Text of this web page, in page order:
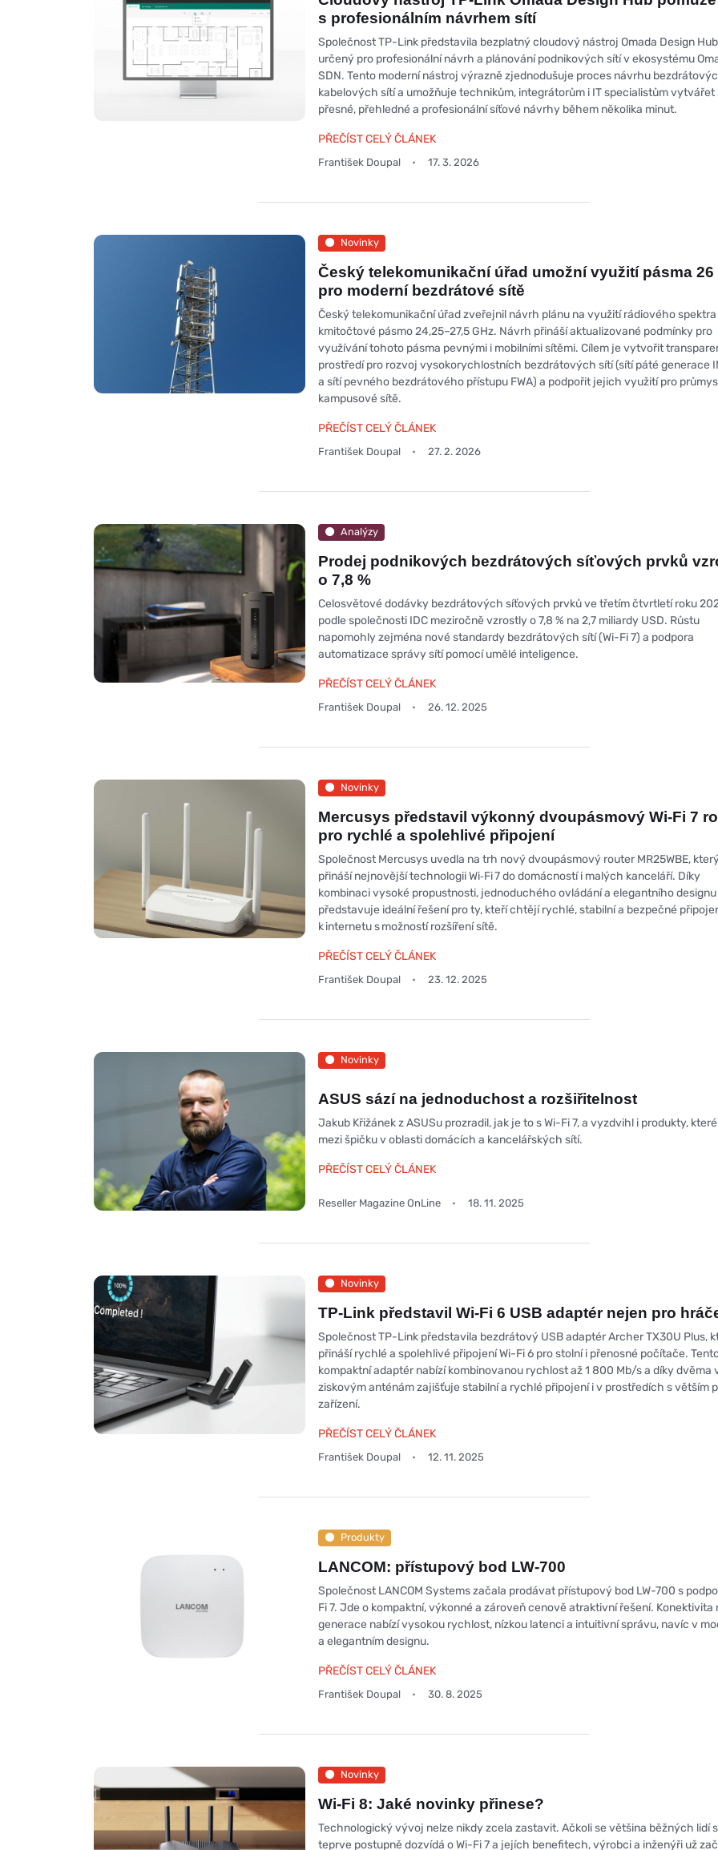
s profesionálním návrhem sítí
Společnost TP-Link představila bezplatný cloudový nástroj Omada Design Hub
určený pro profesionální návrh a plánování podnikových sítí v ekosystému
SDN. Tento moderní nástroj výrazně zjednodušuje proces návrhu
kabelových sítí a umožňuje technikům, integrátorům i IT specialistům vytvářet
přesné, přehledné a profesionální síťové návrhy během několika minut.
PŘEČÍST CELÝ ČLÁNEK
František Doupal 17. 3. 2026
Novinky
Český telekomunikační úřad umožní využití pásma 26
pro moderní bezdrátové sítě
Český telekomunikační úřad zveřejnil návrh plánu na využití rádiového
kmitočtové pásmo 24,25–27,5 GHz. Návrh přináší aktualizované podmínky pro
využívání tohoto pásma pevnými i mobilními sítěmi. Cílem je vytvořit
prostředí pro rozvoj vysokorychlostních bezdrátových sítí (sítí páté generace
a sítí pevného bezdrátového přístupu FWA) a podpořit jejich využití pro
kampusové sítě.
PŘEČÍST CELÝ ČLÁNEK
František Doupal 27. 2. 2026
Analýzy
Prodej podnikových bezdrátových síťových prvků
o 7,8 %
Celosvětové dodávky bezdrátových síťových prvků ve třetím čtvrtletí roku
podle společnosti IDC meziročně vzrostly o 7,8 % na 2,7 miliardy USD. Růstu
napomohly zejména nové standardy bezdrátových sítí (Wi-Fi 7) a podpora
automatizace správy sítí pomocí umělé inteligence.
PŘEČÍST CELÝ ČLÁNEK
František Doupal 26. 12. 2025
Novinky
Mercusys představil výkonný dvoupásmový Wi‑Fi 7
pro rychlé a spolehlivé připojení
Společnost Mercusys uvedla na trh nový dvoupásmový router MR25WBE,
přináší nejnovější technologii Wi‑Fi 7 do domácností i malých kanceláří. Díky
kombinaci vysoké propustnosti, jednoduchého ovládání a elegantního designu
představuje ideální řešení pro ty, kteří chtějí rychlé, stabilní a bezpečné
k internetu s možností rozšíření sítě.
PŘEČÍST CELÝ ČLÁNEK
František Doupal 23. 12. 2025
Novinky
ASUS sází na jednoduchost a rozšiřitelnost
Jakub Křižánek z ASUSu prozradil, jak je to s Wi-Fi 7, a vyzdvihl i produkty,
mezi špičku v oblasti domácích a kancelářských sítí.
PŘEČÍST CELÝ ČLÁNEK
Reseller Magazine OnLine 18. 11. 2025
Novinky
TP-Link představil Wi-Fi 6 USB adaptér nejen pro
Společnost TP-Link představila bezdrátový USB adaptér Archer TX30U Plus,
přináší rychlé a spolehlivé připojení Wi-Fi 6 pro stolní i přenosné počítače.
kompaktní adaptér nabízí kombinovanou rychlost až 1 800 Mb/s a díky dvěma
ziskovým anténám zajišťuje stabilní a rychlé připojení i v prostředích s větším
zařízení.
PŘEČÍST CELÝ ČLÁNEK
František Doupal 12. 11. 2025
Produkty
LANCOM: přístupový bod LW-700
Společnost LANCOM Systems začala prodávat přístupový bod LW-700 s
Fi 7. Jde o kompaktní, výkonné a zároveň cenově atraktivní řešení. Konektivita
generace nabízí vysokou rychlost, nízkou latenci a intuitivní správu, navíc v
a elegantním designu.
PŘEČÍST CELÝ ČLÁNEK
František Doupal 30. 8. 2025
Novinky
Wi-Fi 8: Jaké novinky přinese?
Technologický vývoj nelze nikdy zcela zastavit. Ačkoli se většina běžných lidí
teprve postupně dozvídá o Wi-Fi 7 a jejích benefitech, výrobci a inženýři už